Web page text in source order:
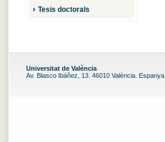
Tesis doctorals
Universitat de València
Av. Blasco Ibáñez, 13. 46010 València. Espanya